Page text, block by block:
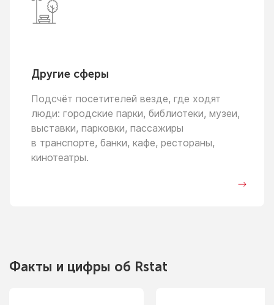
Другие сферы
Подсчёт посетителей везде, где ходят
люди: городские парки, библиотеки, музеи,
выставки, парковки, пассажиры
в транспорте, банки, кафе, рестораны,
кинотеатры.
Факты и цифры об Rstat